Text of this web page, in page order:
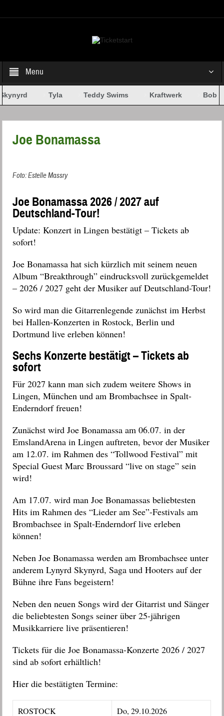
Menu
Tyla Teddy Swims Kraftwerk Bob
Joe Bonamassa
Foto: Estelle Massry
Joe Bonamassa 2026 / 2027 auf
Deutschland-Tour!
Update: Konzert in Lingen bestätigt – Tickets ab
sofort!
Joe Bonamassa hat sich kürzlich mit seinem neuen
Album “Breakthrough” eindrucksvoll zurückgemeldet
– 2026 / 2027 geht der Musiker auf Deutschland-Tour!
So wird man die Gitarrenlegende zunächst im Herbst
bei Hallen-Konzerten in Rostock, Berlin und
Dortmund live erleben können!
Sechs Konzerte bestätigt – Tickets ab
sofort
Für 2027 kann man sich zudem weitere Shows in
Lingen, München und am Brombachsee in Spalt-
Enderndorf freuen!
Zunächst wird Joe Bonamassa am 06.07. in der
EmslandArena in Lingen auftreten, bevor der Musiker
am 12.07. im Rahmen des “Tollwood Festival” mit
Special Guest Marc Broussard “live on stage” sein
wird!
Am 17.07. wird man Joe Bonamassas beliebtesten
Hits im Rahmen des “Lieder am See”-Festivals am
Brombachsee in Spalt-Enderndorf live erleben
können!
Neben Joe Bonamassa werden am Brombachsee unter
anderem Lynyrd Skynyrd, Saga und Hooters auf der
Bühne ihre Fans begeistern!
Neben den neuen Songs wird der Gitarrist und Sänger
die beliebtesten Songs seiner über 25-jährigen
Musikkarriere live präsentieren!
Tickets für die Joe Bonamassa-Konzerte 2026 / 2027
sind ab sofort erhältlich!
Hier die bestätigten Termine:
ROSTOCK
Do, 29.10.2026